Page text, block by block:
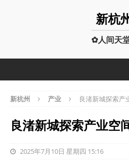
新杭
✿人间天
新杭州 产业 良渚新城探索产
良渚新城探索产业空
2025年7月10日 星期四 15:16